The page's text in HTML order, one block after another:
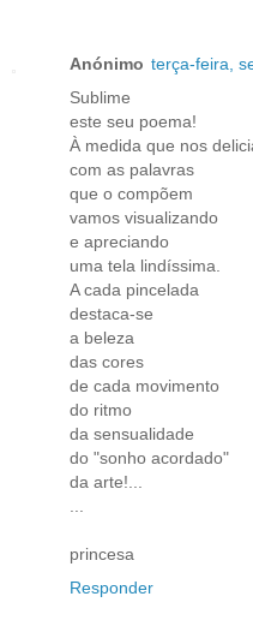
Anónimo terça-feira,
Sublime
este seu poema!
À medida que nos
com as palavras
que o compõem
vamos visualizando
e apreciando
uma tela lindíssima.
A cada pincelada
destaca-se
a beleza
das cores
de cada movimento
do ritmo
da sensualidade
do "sonho acordado"
da arte!...
princesa
Responder